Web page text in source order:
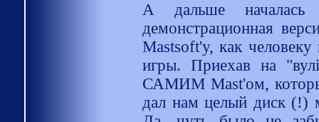
А дальше
демонстрационная
Mastsoft'у, как
игры. Приехав на
САМИМ Mast'ом,
дал нам целый диск (!)